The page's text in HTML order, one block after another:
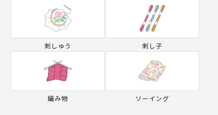
刺しゅう 刺し子
編み物 ソーイング